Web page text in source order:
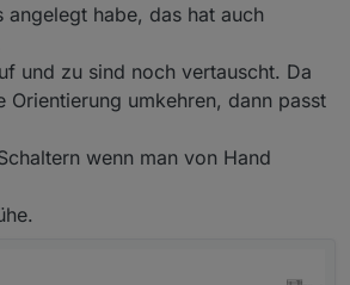
ein Datenpunkt der anzeigt, ob es eine
gibt (also die Rolladen gerade hoch-
Gibt es hier etwas in dem Adapter?
du beim Gerät auch den State
/ weg lassen, dann zeigt das
angelegt habe, das hat auch
und zu sind noch vertauscht. Da
Orientierung umkehren, dann passt
wenn man von Hand